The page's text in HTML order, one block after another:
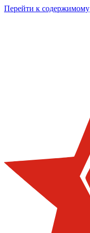
Перейти к содержимому